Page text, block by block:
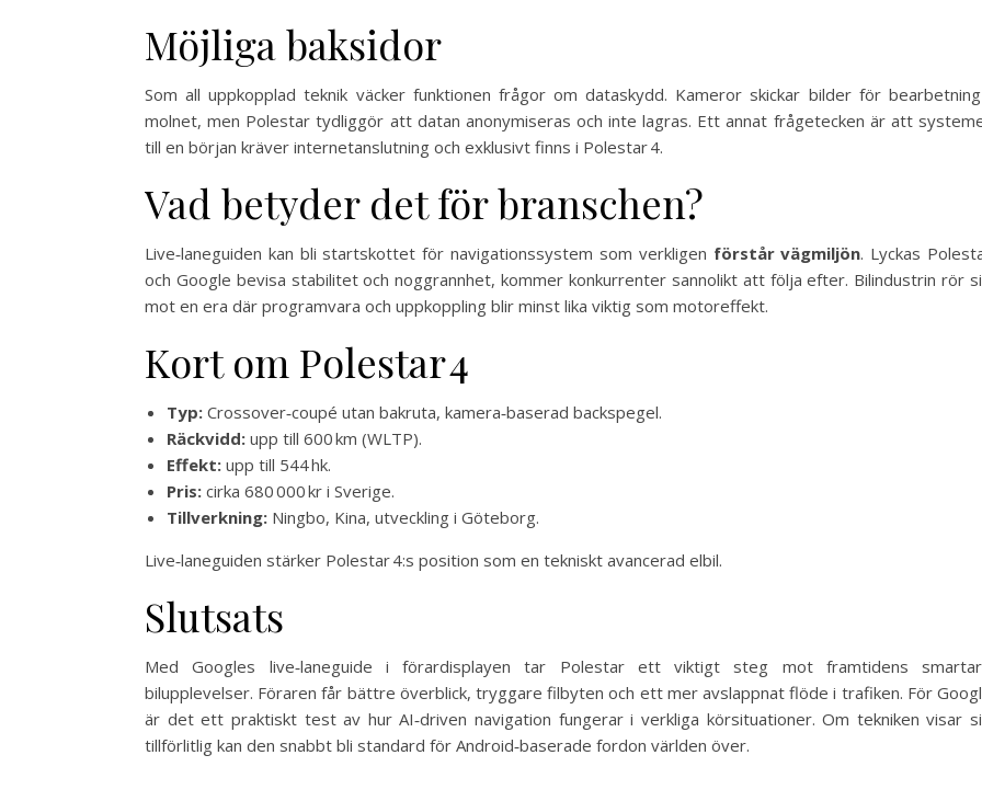
Möjliga baksidor
Som all uppkopplad teknik väcker funktionen frågor om dataskydd. Kameror skickar bilder för
molnet, men Polestar tydliggör att datan anonymiseras och inte lagras. Ett annat frågetecken är att
till en början kräver internetanslutning och exklusivt finns i Polestar 4.
Vad betyder det för branschen?
Live‑laneguiden kan bli startskottet för navigationssystem som verkligen förstår vägmiljön. Lyckas
och Google bevisa stabilitet och noggrannhet, kommer konkurrenter sannolikt att följa efter. Bilindustrin rör
mot en era där programvara och uppkoppling blir minst lika viktig som motoreffekt.
Kort om Polestar 4
Typ: Crossover‑coupé utan bakruta, kamera‑baserad backspegel.
Räckvidd: upp till 600 km (WLTP).
Effekt: upp till 544 hk.
Pris: cirka 680 000 kr i Sverige.
Tillverkning: Ningbo, Kina, utveckling i Göteborg.
Live‑laneguiden stärker Polestar 4:s position som en tekniskt avancerad elbil.
Slutsats
Med Googles live‑laneguide i förardisplayen tar Polestar ett viktigt steg mot framtidens
bilupplevelser. Föraren får bättre överblick, tryggare filbyten och ett mer avslappnat flöde i trafiken. För
är det ett praktiskt test av hur AI‑driven navigation fungerar i verkliga körsituationer. Om tekniken visar
tillförlitlig kan den snabbt bli standard för Android‑baserade fordon världen över.